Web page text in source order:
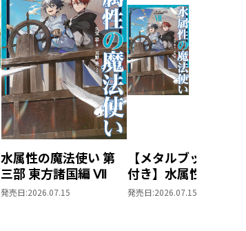
水属性の魔法使い 第
三部 東方諸国編 Ⅶ
発売日:2026.07.15
【メタルブックマー
付き】水属性の魔法
い 第三部 東方諸
発売日:2026.07.15